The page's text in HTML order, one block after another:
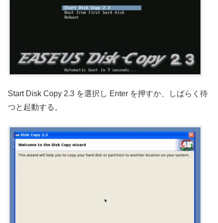
Start Disk Copy 2.3 を選択し Enter を押すか、しばらく待
つと起動する。